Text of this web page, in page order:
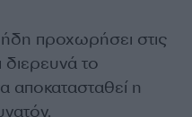
ήδη προχωρήσει στις
διερευνά το
αποκατασταθεί η